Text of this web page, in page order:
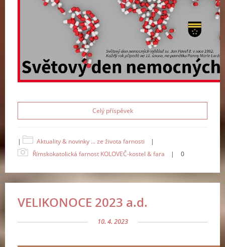
Celý příspěvek
| Aktuality & novinky ... ze života farnosti
|
Římskokatolická farnost KOLOVEČ-kostel & fara
| 0
VELIKONOCE 2023 a.d.
10. 4. 2023